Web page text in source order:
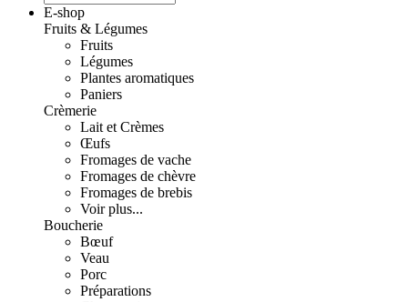
E-shop
Fruits & Légumes
Fruits
Légumes
Plantes aromatiques
Paniers
Crèmerie
Lait et Crèmes
Œufs
Fromages de vache
Fromages de chèvre
Fromages de brebis
Voir plus...
Boucherie
Bœuf
Veau
Porc
Préparations